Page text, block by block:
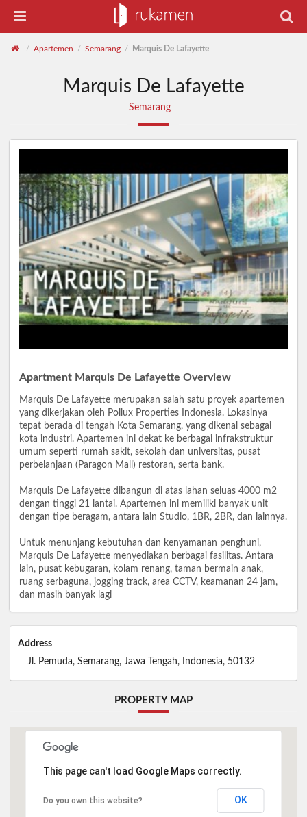
/ Apartemen / Semarang / Marquis De Lafayette
Marquis De Lafayette
Semarang
Apartment Marquis De Lafayette Overview
Marquis De Lafayette merupakan salah satu proyek apartemen
yang dikerjakan oleh Pollux Properties Indonesia. Lokasinya
tepat berada di tengah Kota Semarang, yang dikenal sebagai
kota industri. Apartemen ini dekat ke berbagai infrakstruktur
umum seperti rumah sakit, sekolah dan universitas, pusat
perbelanjaan (Paragon Mall) restoran, serta bank.
Marquis De Lafayette dibangun di atas lahan seluas 4000 m2
dengan tinggi 21 lantai. Apartemen ini memiliki banyak unit
dengan tipe beragam, antara lain Studio, 1BR, 2BR, dan lainnya.
Untuk menunjang kebutuhan dan kenyamanan penghuni,
Marquis De Lafayette menyediakan berbagai fasilitas. Antara
lain, pusat kebugaran, kolam renang, taman bermain anak,
ruang serbaguna, jogging track, area CCTV, keamanan 24 jam,
dan masih banyak lagi
Address
Jl. Pemuda, Semarang, Jawa Tengah, Indonesia, 50132
PROPERTY MAP
This page can't load Google Maps correctly.
Do you own this website? OK